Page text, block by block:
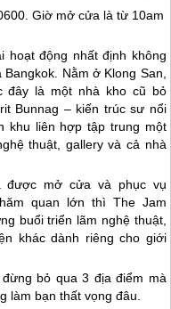
Giờ mở cửa là từ 10am
hoạt động nhất định không
Nằm ở Klong San,
đây là một nhà kho cũ bỏ
Bunnag – kiến trúc sư nổi
khu liên hợp tập trung một
thuật, gallery và cả nhà
được mở cửa và phục vụ
quan lớn thì The Jam
buổi triển lãm nghệ thuật,
khác dành riêng cho giới
bỏ qua 3 địa điểm mà
làm bạn thất vọng đâu.